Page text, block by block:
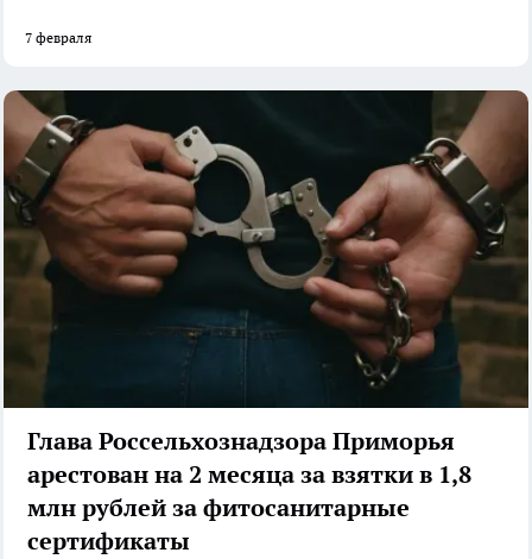
7 февраля
Глава Россельхознадзора Приморья
арестован на 2 месяца за взятки в 1,8
млн рублей за фитосанитарные
сертификаты